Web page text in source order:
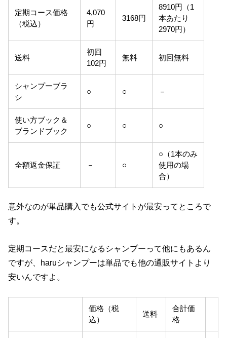
定期コース価格
（税込）
4,070
円
3168円
8910円（1
本あたり
2970円）
送料
初回
102円
無料 初回無料
シャンプーブラ
シ
○ ○ －
使い方ブック＆
ブランドブック
○ ○ ○
全額返金保証 － ○
○（1本のみ
使用の場
合）
意外なのが単品購入でも公式サイトが最安ってところで
す。
定期コースだと最安になるシャンプーって他にもあるん
ですが、haruシャンプーは単品でも他の通販サイトより
安いんですよ。
価格（税
込）
送料
合計価
格